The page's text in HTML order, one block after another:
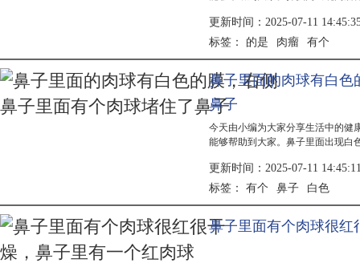
等症状...
更新时间：2025-07-11
标签： 的是 肉瘤 有个
鼻子里面的肉球有白色
鼻子
今天由小编为大家分享生活中的健
能够帮助到大家。鼻子里面出现白
疗方法...
更新时间：2025-07-11
标签： 有个 鼻子 白色
鼻子里面有个肉球很红